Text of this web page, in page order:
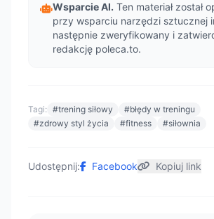
Wsparcie AI. Ten materiał został
przy wsparciu narzędzi sztucznej
następnie zweryfikowany i
redakcję poleca.to.
Tagi: #trening siłowy
#błędy w treningu
#zdrowy styl życia
#fitness #siłownia
Udostępnij: Facebook Kopiuj link